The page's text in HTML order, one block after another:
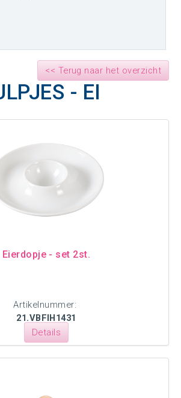
<< Terug naar het overzicht
- EI
Eierdopje - set 2st.
Artikelnummer:
21.VBFIH1431
Details